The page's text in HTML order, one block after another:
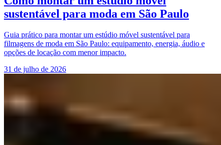
sustentável para moda em São Paulo
Guia prático para montar um estúdio móvel sustentável para
filmagens de moda em São Paulo: equipamento, energia, áudio e
opções de locação com menor impacto.
31 de julho de 2026